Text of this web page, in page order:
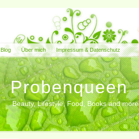
Blog Über mich Impressum & Datenschutz
Probenqueen
Beauty, Lifestyle, Food, Books and more